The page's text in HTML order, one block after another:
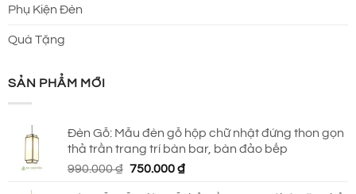
Phụ Kiện Đèn
Quà Tặng
SẢN PHẨM MỚI
Đèn Gỗ: Mẫu đèn gỗ hộp chữ nhật đứng thon gọn
thả trần trang trí bàn bar, bàn đảo bếp
990.000₫ Giá
750.000₫Giá